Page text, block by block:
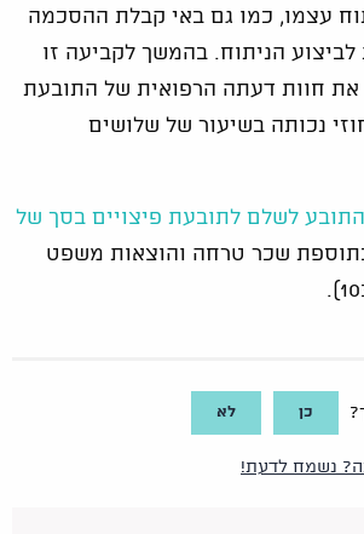
עצמו, כמו גם באי קבלת ההסכמה
הניתוח. בהמשך לקביעה זו
חוות דעתה הרפואית של התובעת
נכותה בשיעור של שלושים
לשלם לתובעת פיצויים בסך של
שכר טרחה והוצאות משפט
כן לא
נשמח לדעת!